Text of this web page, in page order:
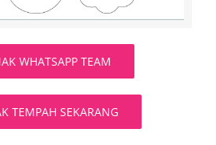
WHATSAPP TEAM
TEMPAH SEKARANG